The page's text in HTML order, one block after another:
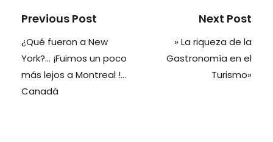
Previous Post
¿Qué fueron a New
York?… ¡Fuimos un poco
más lejos a Montreal !…
Canadá
Next Post
» La riqueza de la
Gastronomía en el
Turismo»